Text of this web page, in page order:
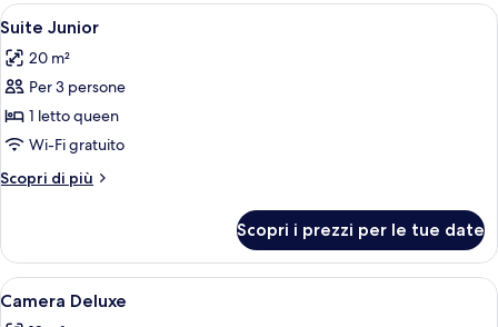
Apri
tutte
le
foto
per
Suite
Junior
Camera moderna con parete in
6
Suite Junior
20 m²
Per 3 persone
1 letto queen
Wi-Fi gratuito
Scopri di più
Altri
Junior
Scopri i prezzi per le tue date
Apri
tutte
Camera d'albergo con parete in
6
Camera Deluxe